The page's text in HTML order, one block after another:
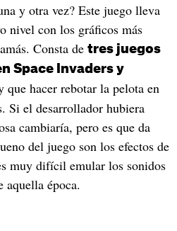
y otra vez? Este juego lleva
nivel con los gráficos más
Consta de tres juegos
Space Invaders y
que hacer rebotar la pelota en
Si el desarrollador hubiera
cambiaría, pero es que da
del juego son los efectos de
muy difícil emular los sonidos
aquella época.